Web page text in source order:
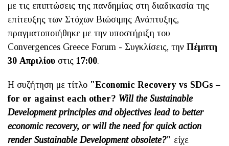
με τις επιπτώσεις της πανδημίας στη διαδικασία της
επίτευξης των Στόχων Βιώσιμης Ανάπτυξης,
πραγματοποιήθηκε με την υποστήριξη του
Convergences Greece Forum - Συγκλίσεις, την Πέμπτη
30 Απριλίου στις 17:00.
Η συζήτηση με τίτλο "Economic Recovery vs SDGs –
for or against each other? Will the Sustainable
Development principles and objectives lead to better
economic recovery, or will the need for quick action
render Sustainable Development obsolete?" είχε